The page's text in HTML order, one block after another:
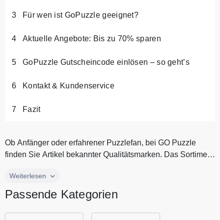
Gutscheinen oder Preisaktionen
Für wen ist GoPuzzle geeignet?
Aktuelle Angebote: Bis zu 70% sparen
GoPuzzle Gutscheincode einlösen – so geht’s
Kontakt & Kundenservice
Fazit
Ob Anfänger oder erfahrener Puzzlefan, bei GO Puzzle
finden Sie Artikel bekannter Qualitätsmarken. Das Sortiment
Ob Anfänger oder erfahrener Puzzlefan, bei GO Puzzle
umfasst Puzzles von Ravensburger, Clementoni, Jumbo und
Weiterlesen
Passende Kategorien